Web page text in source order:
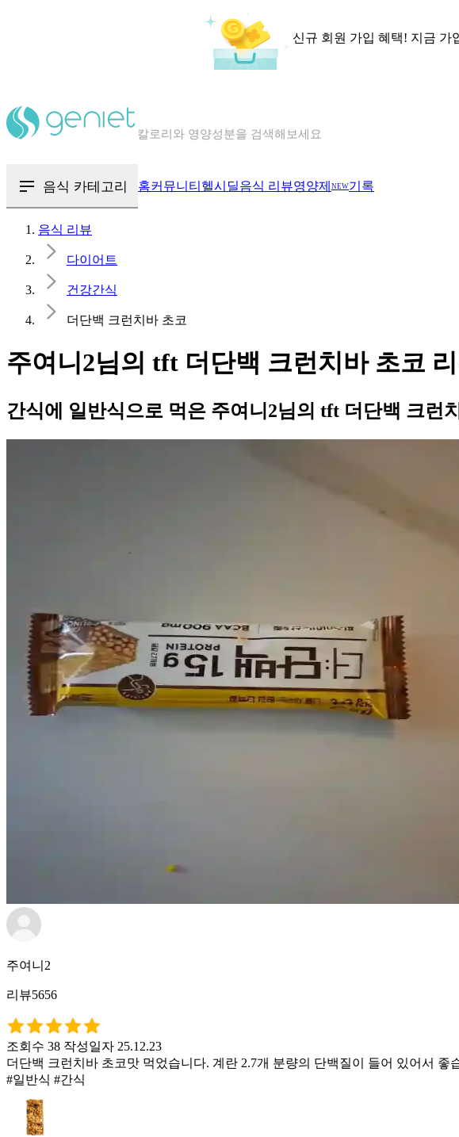
신규 회원 가입 혜택! 지금 가
혈당 · 다이어트 음식 검색해보세요
음식 카테고리 홈커뮤니티 헬시딜음식 리뷰영양제 NEW기록
음식 리뷰
다이어트
건강간식
더단백 크런치바 초코
주여니2님의 tft 더단백 크런치바 초코
간식에 일반식으로 먹은 주여니2님의 tft 더단백 크런
주여니2
리뷰5656
조회수 38 작성일자 25.12.23
더단백 크런치바 초코맛 먹었습니다. 계란 2.7개 분량의 단백질이 들어 있어서 좋
#일반식 #간식